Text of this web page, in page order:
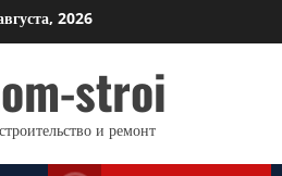
2026
stroi
и ремонт